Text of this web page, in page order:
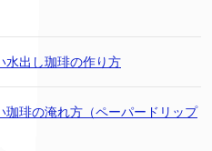
水出し珈琲の作り方
珈琲の淹れ方（ペーパードリップ